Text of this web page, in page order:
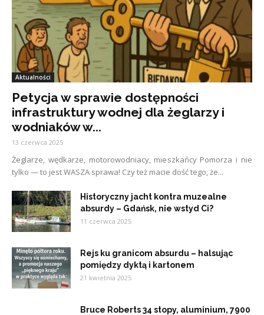
Aktualności
Petycja w sprawie dostępności
infrastruktury wodnej dla żeglarzy i
wodniaków w...
13 czerwca 2025
Żeglarze, wędkarze, motorowodniacy, mieszkańcy Pomorza i nie
tylko — to jest WASZA sprawa! Czy też macie dość tego, że...
Historyczny jacht kontra muzealne
absurdy – Gdańsk, nie wstyd Ci?
11 czerwca 2025
Rejs ku granicom absurdu – halsując
pomiędzy dyktą i kartonem
21 kwietnia 2025
Bruce Roberts 34 stopy, aluminium, 7900